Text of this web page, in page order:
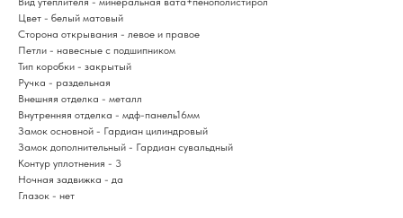
Цвет - белый матовый
Сторона открывания - левое и правое
Петли - навесные с подшипником
Тип коробки - закрытый
Ручка - раздельная
Внешняя отделка - металл
Внутренняя отделка - мдф-панель16мм
Замок основной - Гардиан цилиндровый
Замок дополнительный - Гардиан сувальдный
Контур уплотнения - 3
Ночная задвижка - да
Глазок - нет